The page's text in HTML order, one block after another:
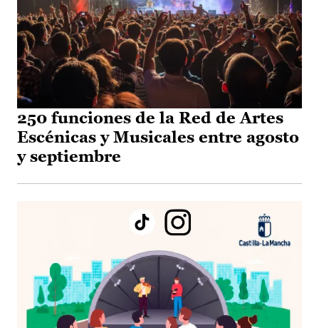
250 funciones de la Red de Artes
Escénicas y Musicales entre agosto
y septiembre